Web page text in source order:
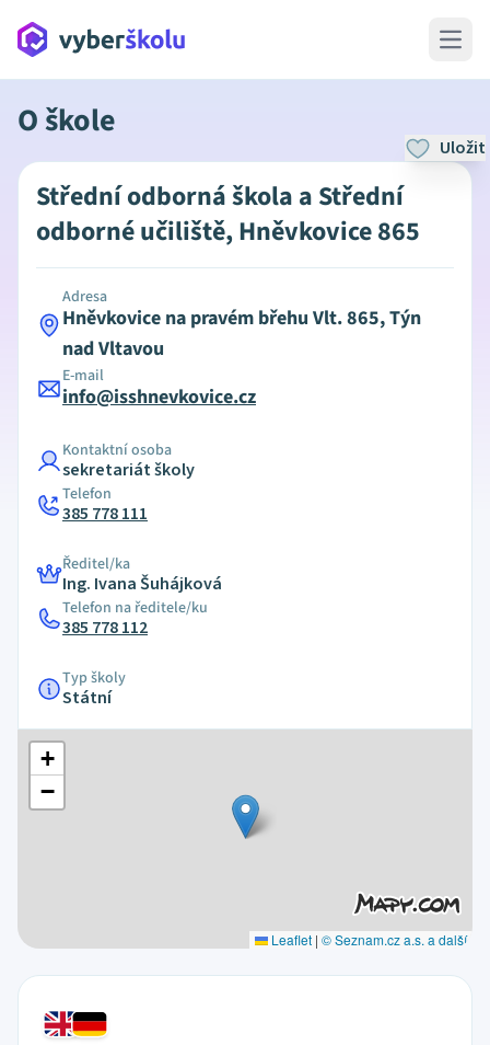
Open
O škole
Uložit
Střední odborná škola a Střední
odborné učiliště, Hněvkovice 865
Adresa
Hněvkovice na pravém břehu Vlt. 865, Týn
nad Vltavou
E-mail
info@isshnevkovice.cz
Kontaktní osoba
sekretariát školy
Telefon
385 778 111
Ředitel/ka
Ing. Ivana Šuhájková
Telefon na ředitele/ku
385 778 112
Typ školy
Státní
+
−
Leaflet | © Seznam.cz a.s. a další